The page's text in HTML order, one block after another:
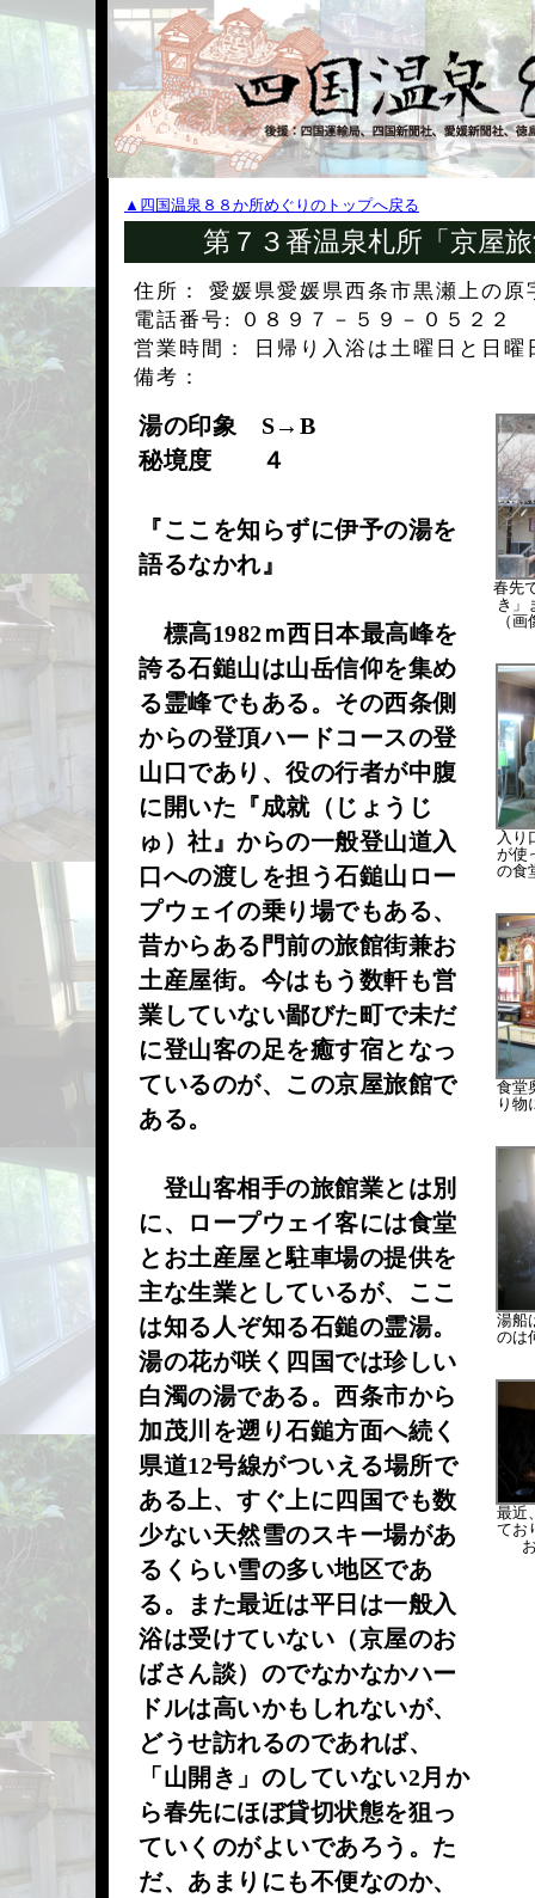
▲四国温泉８８か所めぐりのトップへ戻る
第７３番温泉札所「京屋
住所： 愛媛県愛媛県西条市黒瀬上の原
電話番号: ０８９７－５９－０５２２
営業時間： 日帰り入浴は土曜日と日曜
備考：
湯の印象 S→B
秘境度 ４
『ここを知らずに伊予の湯を
語るなかれ』
標高1982ｍ西日本最高峰を
誇る石鎚山は山岳信仰を集め
る霊峰でもある。その西条側
からの登頂ハードコースの登
山口であり、役の行者が中腹
に開いた『成就（じょうじ
ゅ）社』からの一般登山道入
口への渡しを担う石鎚山ロー
プウェイの乗り場でもある、
昔からある門前の旅館街兼お
土産屋街。今はもう数軒も営
業していない鄙びた町で未だ
に登山客の足を癒す宿となっ
ているのが、この京屋旅館で
ある。
登山客相手の旅館業とは別
に、ロープウェイ客には食堂
とお土産屋と駐車場の提供を
主な生業としているが、ここ
は知る人ぞ知る石鎚の霊湯。
湯の花が咲く四国では珍しい
白濁の湯である。西条市から
加茂川を遡り石鎚方面へ続く
県道12号線がついえる場所で
ある上、すぐ上に四国でも数
少ない天然雪のスキー場があ
るくらい雪の多い地区であ
る。また最近は平日は一般入
浴は受けていない（京屋のお
ばさん談）のでなかなかハー
ドルは高いかもしれないが、
どうせ訪れるのであれば、
「山開き」のしていない2月か
ら春先にほぼ貸切状態を狙っ
ていくのがよいであろう。た
だ、あまりにも不便なのか、
春先
き」
（
入り
が使
の食
食堂
り物
湯船
のは
最近
てお